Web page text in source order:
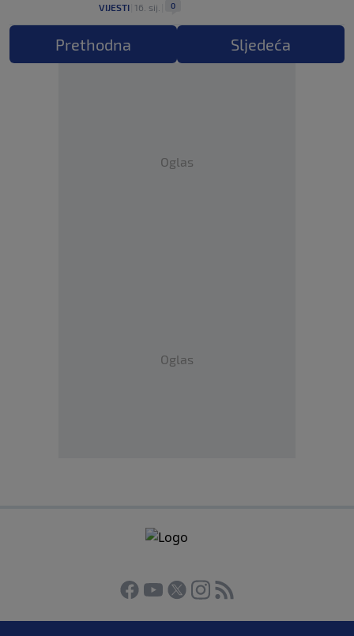
VIJESTI 16. sij. 0
Prethodna Sljedeća
Oglas
Oglas